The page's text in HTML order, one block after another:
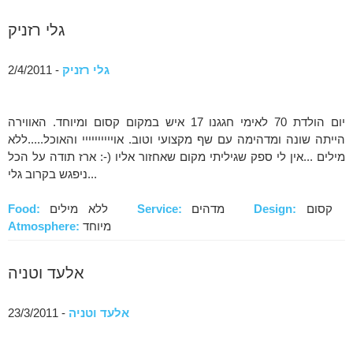
גלי רזניק
גלי רזניק - 2/4/2011
יום הולדת 70 לאימי חגגנו 17 איש במקום קסום ומיוחד. האווירה
הייתה שונה ומדהימה עם שף מקצועי וטוב. אויייייייייי והאוכל.....ללא
מילים ...אין לי ספק שגיליתי מקום שאחזור אליו (-: ארז תודה על הכל
...ניפגש בקרוב גלי
Food: ללא מילים Service: Design:
Atmosphere: מיוחד
אלעד וטניה
אלעד וטניה - 23/3/2011